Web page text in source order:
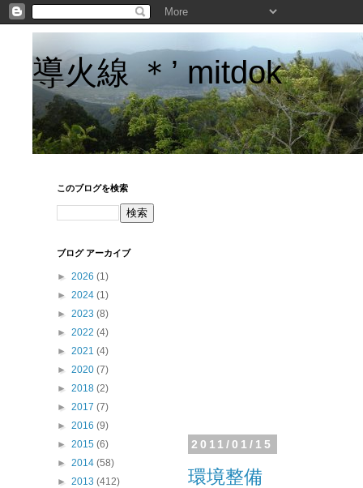
導火線 ＊’ mitdok
2011/01/15
環境整備
このブログを検索
ブログ アーカイブ
► 2026 (1)
► 2024 (1)
► 2023 (8)
► 2022 (4)
► 2021 (4)
► 2020 (7)
► 2018 (2)
► 2017 (7)
► 2016 (9)
► 2015 (6)
► 2014 (58)
► 2013 (412)